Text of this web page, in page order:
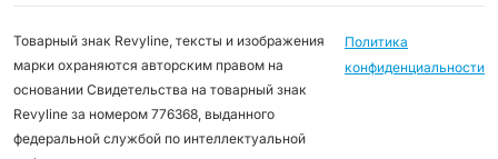
Товарный знак Revyline, тексты и изображения
марки охраняются авторским правом на
основании Свидетельства на товарный знак
Revyline за номером 776368, выданного
федеральной службой по интеллектуальной
Политика
конфиденциальности